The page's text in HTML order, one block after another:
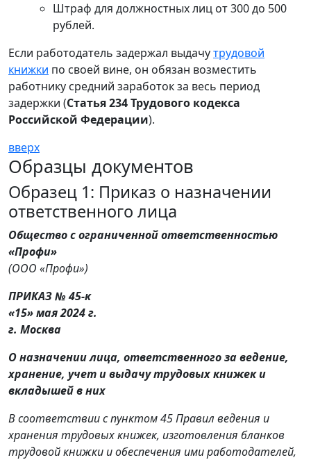
Штраф для должностных лиц от 300 до 500
рублей.
Если работодатель задержал выдачутрудовой
книжки по своей вине, он обязан возместить
работнику средний заработок за весь период
задержки (Статья 234 Трудового кодекса
Российской Федерации).
вверх
Образцы документов
Образец 1: Приказ о назначении
ответственного лица
Общество с ограниченной ответственностью
«Профи»
(ООО «Профи»)
ПРИКАЗ № 45-к
«15» мая 2024 г.
г. Москва
О назначении лица, ответственного за ведение,
хранение, учет и выдачу трудовых книжек и
вкладышей в них
В соответствии с пунктом 45 Правил ведения и
хранения трудовых книжек, изготовления бланков
трудовой книжки и обеспечения ими работодателей,